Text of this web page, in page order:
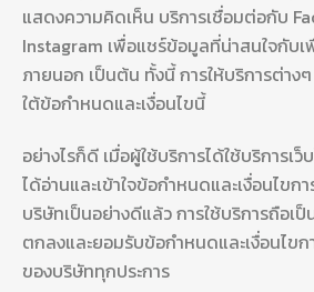
แสดงความคิดเห็น บริการเชื่อมต่อกับ
Instagram เพื่อแชร์ข้อมูลที่น่าสนใจกับ
ภายนอก เป็นต้น ทั้งนี้ การให้บริการต่าง
ใต้ข้อกำหนดและเงื่อนไขนี้
อย่างไรก็ดี เมื่อผู้ใช้บริการได้ใช้บริการเ
ได้อ่านและเข้าใจข้อกำหนดและเงื่อนไขก
บริษัทเป็นอย่างดีแล้ว การใช้บริการถือเ
ตกลงและยอมรับข้อกำหนดและเงื่อนไขก
ของบริษัททุกประการ